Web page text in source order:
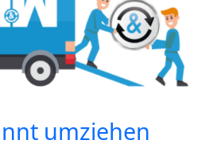
umziehen